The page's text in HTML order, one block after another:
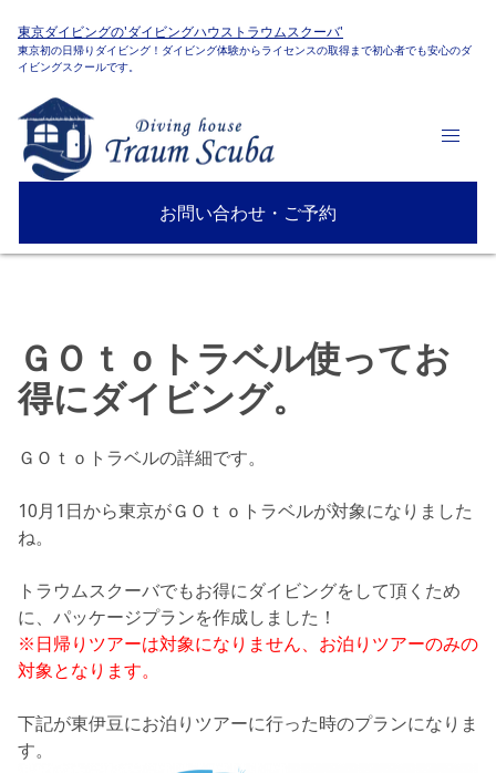
東京ダイビングの'ダイビングハウストラウムスクーバ'
東京初の日帰りダイビング！ダイビング体験からライセンスの取得まで初心者でも安心のダ
イビングスクールです。
お問い合わせ・ご予約
ＧＯｔｏトラベル使ってお
得にダイビング。
ＧＯｔｏトラベルの詳細です。
10月1日から東京がＧＯｔｏトラベルが対象になりました
ね。
トラウムスクーバでもお得にダイビングをして頂くため
に、パッケージプランを作成しました！
※日帰りツアーは対象になりません、お泊りツアーのみの
対象となります。
下記が東伊豆にお泊りツアーに行った時のプランになりま
す。